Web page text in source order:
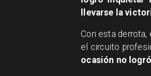
llevarse la
​Con esta
el circuito
ocasión no